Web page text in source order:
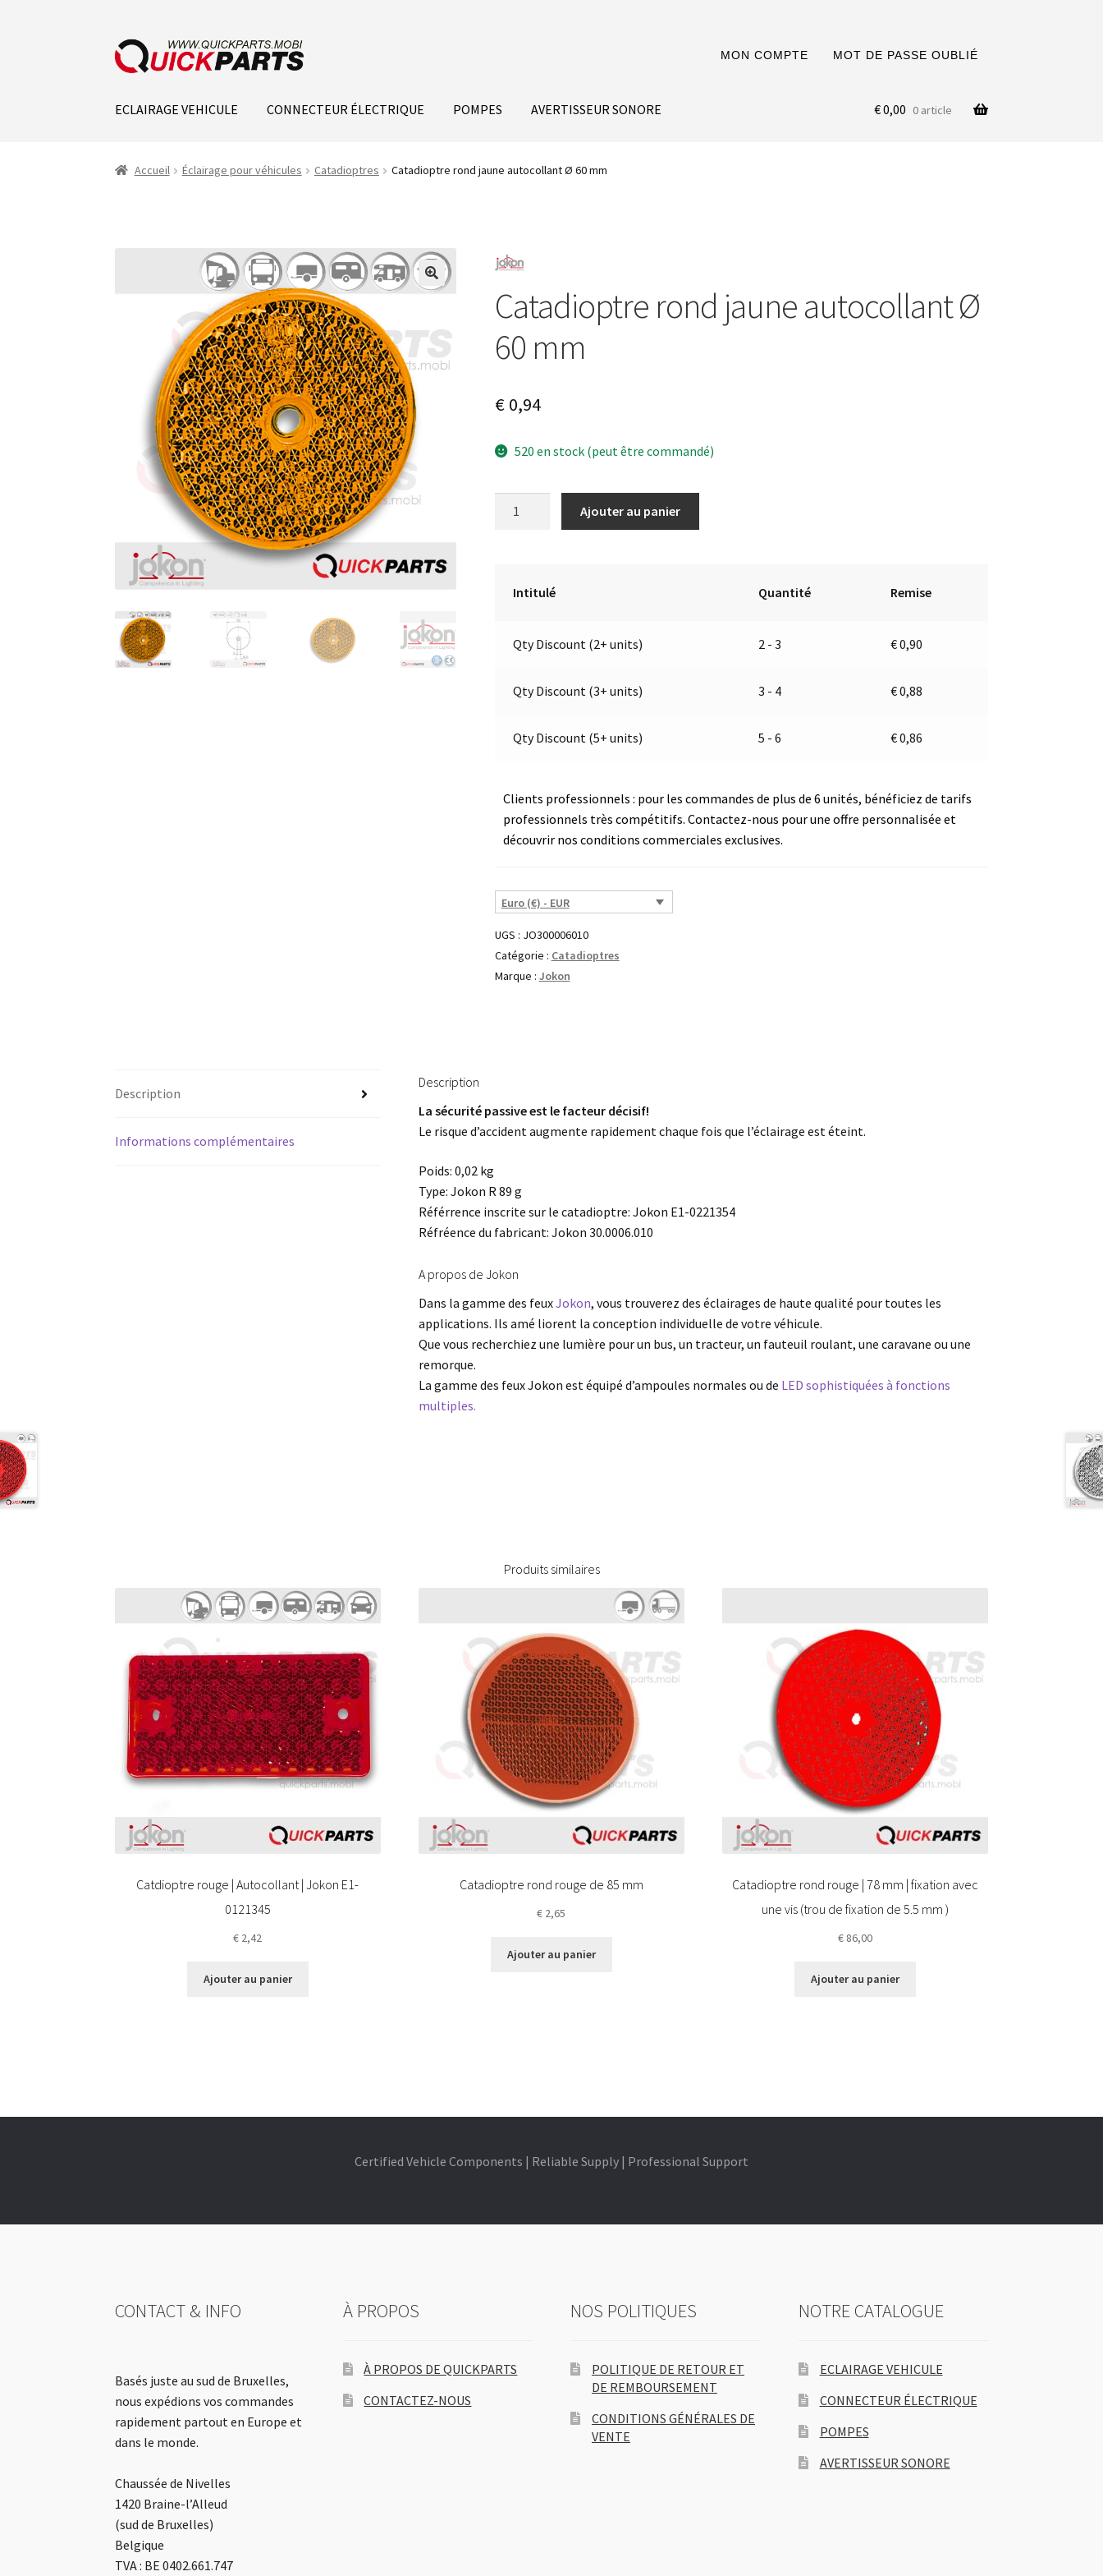
MON COMPTE MOT DE PASSE OUBLIÉ
ECLAIRAGE VEHICULE CONNECTEUR ÉLECTRIQUE POMPES AVERTISSEUR SONORE €0,00 0 article
Accueil Éclairage pour véhicules Catadioptres Catadioptre rond jaune autocollant Ø 60 mm
Catadioptre rond jaune autocollant Ø
60 mm
€0,94
520 en stock (peut être commandé)
Ajouter au panier
Intitulé Quantité Remise
Qty Discount (2+ units) 2 - 3 €0,90
Qty Discount (3+ units) 3 - 4 €0,88
Qty Discount (5+ units) 5 - 6 €0,86
Clients professionnels : pour les commandes de plus de 6 unités, bénéficiez de tarifs
professionnels très compétitifs. Contactez-nous pour une offre personnalisée et
découvrir nos conditions commerciales exclusives.
Euro (€) - EUR
UGS : JO300006010
Catégorie : Catadioptres
Marque : Jokon
Description
Informations complémentaires
Description
La sécurité passive est le facteur décisif!
Le risque d’accident augmente rapidement chaque fois que l’éclairage est éteint.
Poids: 0,02 kg
Type: Jokon R 89 g
Référrence inscrite sur le catadioptre: Jokon E1-0221354
Réfréence du fabricant: Jokon 30.0006.010
A propos de Jokon
Dans la gamme des feuxJokon, vous trouverez des éclairages de haute qualité pour toutes les
applications. Ils amé liorent la conception individuelle de votre véhicule.
Que vous recherchiez une lumière pour un bus, un tracteur, un fauteuil roulant, une caravane ou une
remorque.
La gamme des feux Jokon est équipé d’ampoules normales ou de LED sophistiquées à fonctions
multiples.
Produits similaires
Catdioptre rouge | Autocollant | Jokon E1-
0121345
€ 2,42
Ajouter au panier
Catadioptre rond rouge de 85 mm
€ 2,65
Ajouter au panier
Catadioptre rond rouge | 78 mm | fixation avec
une vis (trou de fixation de 5.5 mm )
€ 86,00
Ajouter au panier
Certified Vehicle Components | Reliable Supply | Professional Support
CONTACT & INFO
Basés juste au sud de Bruxelles,
nous expédions vos commandes
rapidement partout en Europe et
dans le monde.
Chaussée de Nivelles
1420 Braine-l’Alleud
(sud de Bruxelles)
Belgique
TVA : BE 0402.661.747
À PROPOS
À PROPOS DE QUICKPARTS
CONTACTEZ-NOUS
NOS POLITIQUES
POLITIQUE DE RETOUR ET
DE REMBOURSEMENT
CONDITIONS GÉNÉRALES DE
VENTE
NOTRE CATALOGUE
ECLAIRAGE VEHICULE
CONNECTEUR ÉLECTRIQUE
POMPES
AVERTISSEUR SONORE